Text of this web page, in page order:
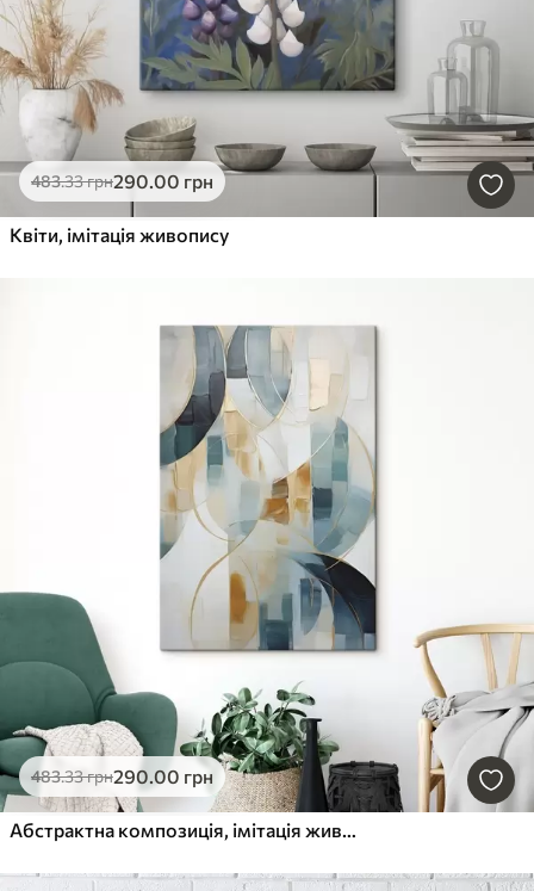
483.33грн290.00 грн
Квіти, імітація живопису
483.33грн290.00 грн
Абстрактна композиція, імітація живопису